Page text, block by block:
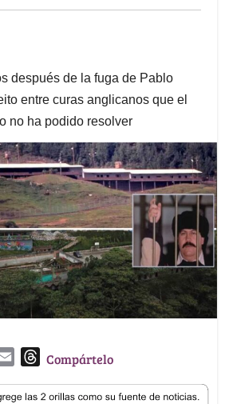
después de la fuga de Pablo
entre curas anglicanos que el
no ha podido resolver
a
T
r
Compártelo